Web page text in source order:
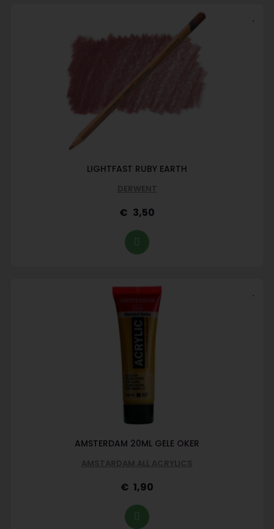
LIGHTFAST RUBY EARTH
DERWENT
3,50
AMSTERDAM 20ML GELE OKER
AMSTARDAM ALL ACRYLICS
1,90